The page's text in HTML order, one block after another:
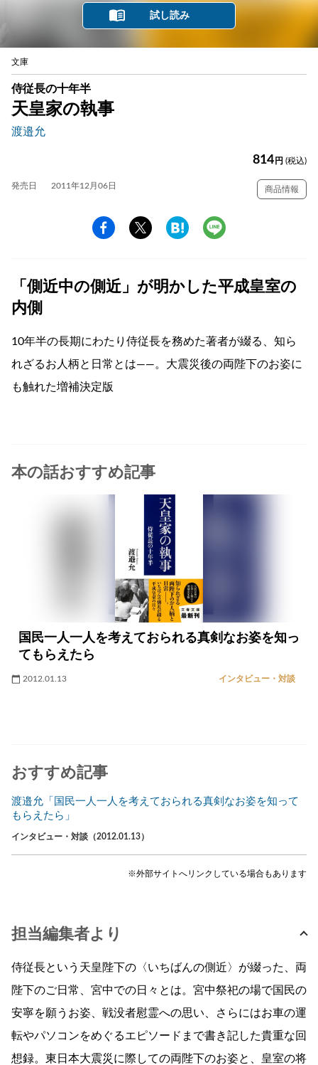
試し読み
文庫
侍従長の十年半
天皇家の執事
渡邉允
814 円 (税込)
発売日 2011年12月06日 商品情報
「側近中の側近」が明かした平成皇室の
内側
10年半の長期にわたり侍従長を務めた著者が綴る、知ら
れざるお人柄と日常とは——。大震災後の両陛下のお姿に
も触れた増補決定版
本の話おすすめ記事
国民一人一人を考えておられる真剣なお姿を知っ
てもらえたら
2012.01.13 インタビュー・対談
おすすめ記事
渡邉允「国民一人一人を考えておられる真剣なお姿を知って
もらえたら」
インタビュー・対談（2012.01.13）
※外部サイトへリンクしている場合もあります
担当編集者より
侍従長という天皇陛下の〈いちばんの側近〉が綴った、両
陛下のご日常、宮中での日々とは。宮中祭祀の場で国民の
安寧を願うお姿、戦没者慰霊への思い、さらにはお車の運
転やパソコンをめぐるエピソードまで書き記した貴重な回
想録。東日本大震災に際しての両陛下のお姿と、皇室の将